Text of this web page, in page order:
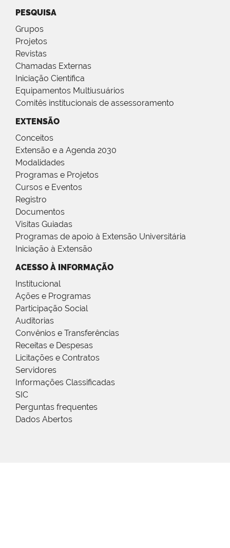
PESQUISA
Grupos
Projetos
Revistas
Chamadas Externas
Iniciação Científica
Equipamentos Multiusuários
Comitês institucionais de assessoramento
EXTENSÃO
Conceitos
Extensão e a Agenda 2030
Modalidades
Programas e Projetos
Cursos e Eventos
Registro
Documentos
Visitas Guiadas
Programas de apoio à Extensão Universitária
Iniciação à Extensão
ACESSO À INFORMAÇÃO
Institucional
Ações e Programas
Participação Social
Auditorias
Convênios e Transferências
Receitas e Despesas
Licitações e Contratos
Servidores
Informações Classificadas
SIC
Perguntas frequentes
Dados Abertos